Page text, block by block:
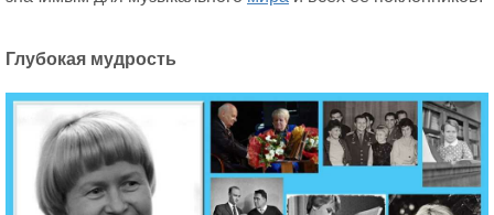
Глубокая мудрость